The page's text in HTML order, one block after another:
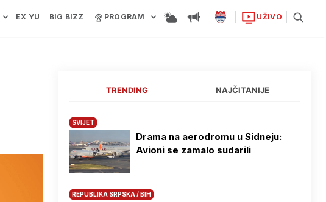
EX YU BIG BIZZ PROGRAM UŽIVO
TRENDING NAJČITANIJE
SVIJET
Drama na aerodromu u Sidneju:
Avioni se zamalo sudarili
REPUBLIKA SRPSKA / BIH